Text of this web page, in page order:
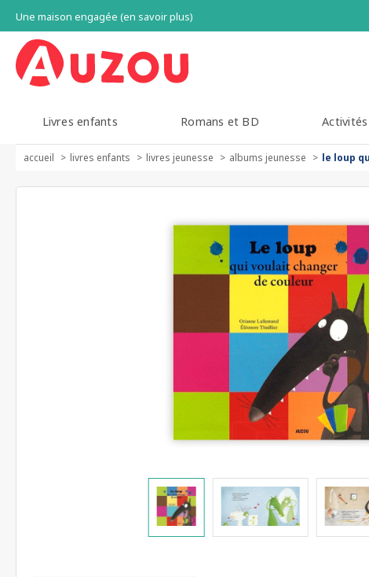
Une maison engagée (en savoir plus)
Livres enfants Romans et BD
accueil livres enfants livres jeunesse albums jeunesse le loup